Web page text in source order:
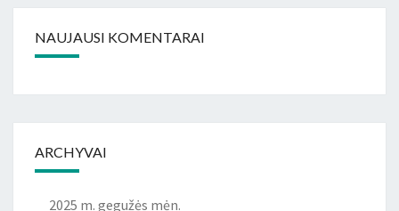
NAUJAUSI KOMENTARAI
ARCHYVAI
2025 m. gegužės mėn.